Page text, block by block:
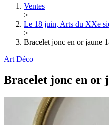
Ventes
>
Le 18 juin, Arts du XXe
>
Bracelet jonc en or jaune
Art Déco
Bracelet jonc en or